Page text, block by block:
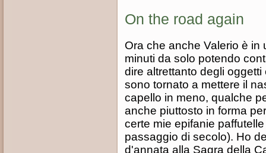
On the road again
Ora che anche Valerio è in
minuti da solo potendo
dire altrettanto degli
sono tornato a mettere il
capello in meno, qualche
anche piuttosto in forma
certe mie epifanie
passaggio di secolo). Ho
d'annata alla Sagra della